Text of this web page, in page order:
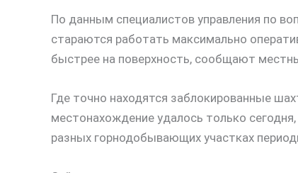
По данным специалистов управления по
стараются работать максимально
быстрее на поверхность, сообщают
Где точно находятся заблокированные
местонахождение удалось только
разных горнодобывающих участках